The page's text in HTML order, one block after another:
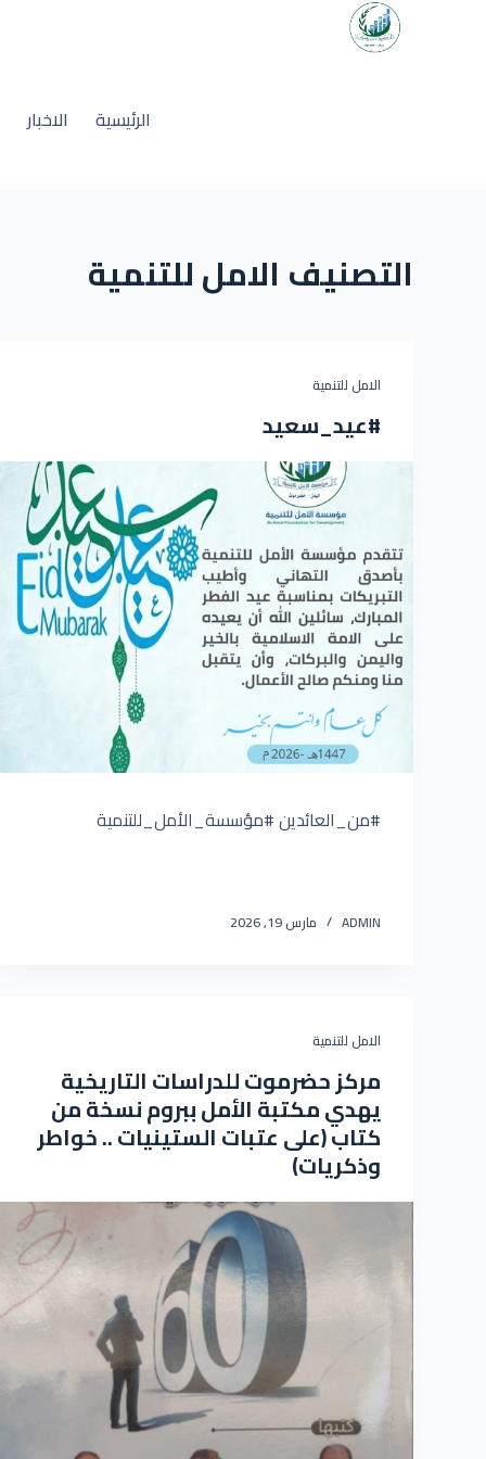
الرئيسية الاخبار
التصنيف الامل للتنمية
الامل للتنمية
#عيد_سعيد
#من_العائدين #مؤسسة_الأمل_للتنمية
ADMIN مارس 19, 2026
الامل للتنمية
مركز حضرموت للدراسات التاريخية
يهدي مكتبة الأمل ببروم نسخة من
كتاب (على عتبات الستينيات .. خواطر
وذكريات)